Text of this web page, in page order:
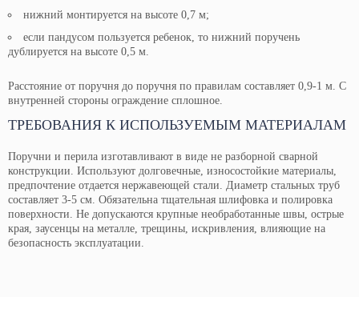
нижний монтируется на высоте 0,7 м;
если пандусом пользуется ребенок, то нижний поручень
дублируется на высоте 0,5 м.
Расстояние от поручня до поручня по правилам составляет 0,9-1 м. С
внутренней стороны ограждение сплошное.
ТРЕБОВАНИЯ К ИСПОЛЬЗУЕМЫМ МАТЕРИАЛАМ
Поручни и перила изготавливают в виде не разборной сварной
конструкции. Используют долговечные, износостойкие материалы,
предпочтение отдается нержавеющей стали. Диаметр стальных труб
составляет 3-5 см. Обязательна тщательная шлифовка и полировка
поверхности. Не допускаются крупные необработанные швы, острые
края, заусенцы на металле, трещины, искривления, влияющие на
безопасность эксплуатации.